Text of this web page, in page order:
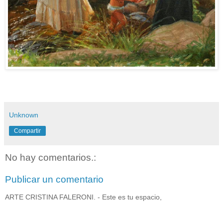
Unknown
Compartir
No hay comentarios.:
Publicar un comentario
ARTE CRISTINA FALERONI. - Este es tu espacio,